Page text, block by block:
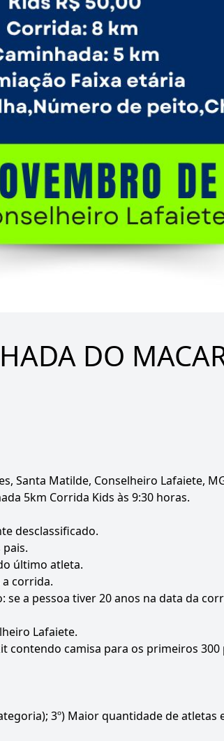
DO
Santa Matilde, Conselheiro Lafaiete,
5km Corrida Kids às 9:30 horas.
desclassificado.
último atleta.
corrida.
se a pessoa tiver 20 anos na data da
Lafaiete.
contendo camisa para os primeiros
3º) Maior quantidade de atletas